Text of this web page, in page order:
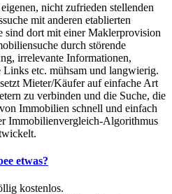
nicht zufrieden stellenden
mit anderen etablierten
sind dort mit einer Maklerprovision
durch störende
irrelevante Informationen,
Links etc. mühsam und langwierig.
Mieter/Käufer auf einfache Art
zu verbinden und die Suche, die
Immobilien schnell und einfach
Immobilienvergleich-Algorithmus
etwas?
kostenlos.